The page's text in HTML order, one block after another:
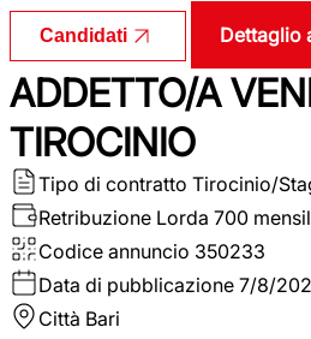
Candidati Dettaglio
ADDETTO/A
TIROCINIO
Tipo di contratto Tirocinio/
Retribuzione Lorda 700
Codice annuncio 350233
Data di pubblicazione 7/8/
Città Bari